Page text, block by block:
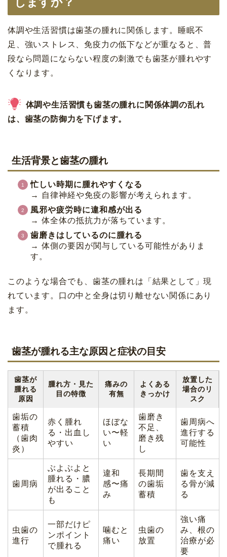
体調や生活習慣は歯茎の腫れに関係します。睡眠不
足、強いストレス、免疫力の低下などが重なると、普
段なら問題にならない程度の刺激でも歯茎が腫れやす
くなります。
体調や生活習慣も歯茎の腫れに関係体調の乱れ
は、歯茎の防御力を下げます。
生活背景と歯茎の腫れ
忙しい時期に腫れやすくなる
→ 自律神経や免疫の影響が考えられます。
風邪や疲労時に違和感が出る
→ 体全体の抵抗力が落ちています。
歯磨きはしているのに腫れる
→ 体側の要因が関与している可能性がありま
す。
このような場合でも、歯茎の腫れは「結果として」現
れています。口の中と全身は切り離せない関係にあり
ます。
歯茎が腫れる主な原因と症状の目安
歯茎が
腫れる
原因
腫れ方・見た
目の特徴
痛みの
有無
よくある
きっかけ
放置した
場合のリ
スク
歯垢の
蓄積
（歯肉
炎）
赤く腫れ
る・出血し
やすい
ほぼな
い〜軽
い
歯磨き
不足、
磨き残
し
歯周病へ
進行する
可能性
歯周病
ぶよぶよと
腫れる・膿
が出ること
も
違和
感〜痛
み
長期間
の歯垢
蓄積
歯を支え
る骨が減
る
虫歯の
進行
一部だけピ
ンポイント
で腫れる
噛むと
痛い
虫歯の
放置
強い痛
み、根の
治療が必
要